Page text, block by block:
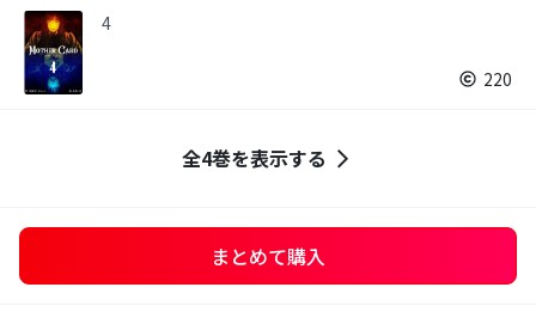
4
220
全4巻を表示する
まとめて購入